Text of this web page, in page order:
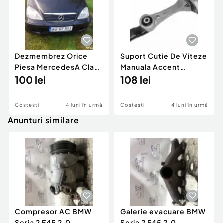
Dezmembrez Orice
Piesa MercedesA Class
A160 W168 Benzina 1 6
100 lei
Costesti 4 luni în urmă
Suport Cutie De Viteze
Manuala Accent
Benzina 1 3 An 2002
108 lei
Costesti 4 luni în urmă
Anunturi similare
Compresor AC BMW
Galerie evacuare BMW